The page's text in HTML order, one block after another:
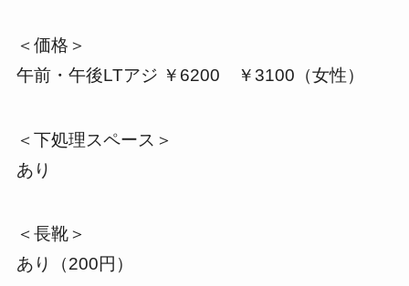
＜価格＞
午前・午後LTアジ ￥6200 ￥3100（女性）
＜下処理スペース＞
あり
＜長靴＞
あり（200円）